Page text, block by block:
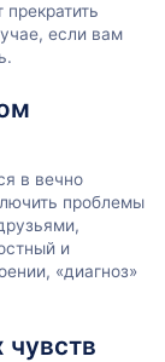
если вам
в вечно
проблемы
и
«диагноз»
чувств